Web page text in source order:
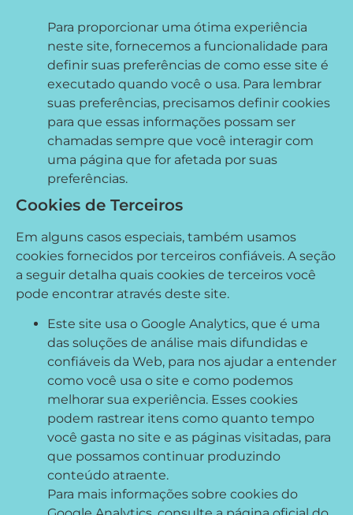
Para proporcionar uma ótima experiência
neste site, fornecemos a funcionalidade para
definir suas preferências de como esse site é
executado quando você o usa. Para lembrar
suas preferências, precisamos definir cookies
para que essas informações possam ser
chamadas sempre que você interagir com
uma página que for afetada por suas
preferências.
Cookies de Terceiros
Em alguns casos especiais, também usamos
cookies fornecidos por terceiros confiáveis. A seção
a seguir detalha quais cookies de terceiros você
pode encontrar através deste site.
Este site usa o Google Analytics, que é uma
das soluções de análise mais difundidas e
confiáveis ​​da Web, para nos ajudar a entender
como você usa o site e como podemos
melhorar sua experiência. Esses cookies
podem rastrear itens como quanto tempo
você gasta no site e as páginas visitadas, para
que possamos continuar produzindo
conteúdo atraente.
Para mais informações sobre cookies do